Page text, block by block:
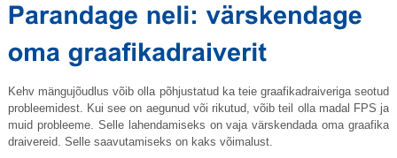
Kehv mängujõudlus võib olla põhjustatud ka teie graafikadraiveriga seotud
probleemidest. Kui see on aegunud või rikutud, võib teil olla madal FPS ja
muid probleeme. Selle lahendamiseks on vaja värskendada oma graafika
draivereid. Selle saavutamiseks on kaks võimalust.